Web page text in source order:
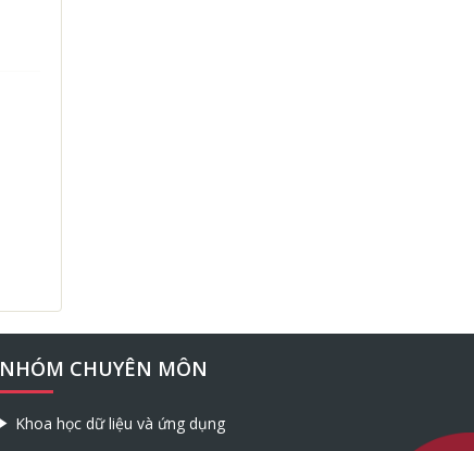
NHÓM CHUYÊN MÔN
Khoa học dữ liệu và ứng dụng